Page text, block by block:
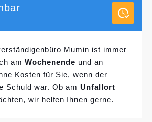
Mumin ist immer
am Wochenende und an
Kosten für Sie, wenn der
Schuld war. Ob am Unfallort
wir helfen Ihnen gerne.